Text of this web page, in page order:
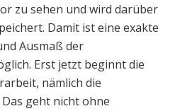
zu sehen und wird darüber
Damit ist eine exakte
Ausmaß der
Erst jetzt beginnt die
nämlich die
geht nicht ohne